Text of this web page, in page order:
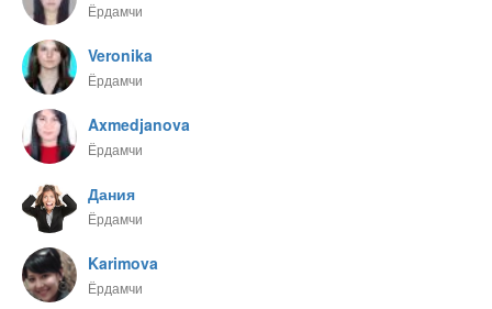
Ёрдамчи
Veronika
Ёрдамчи
Axmedjanova
Ёрдамчи
Дания
Ёрдамчи
Karimova
Ёрдамчи